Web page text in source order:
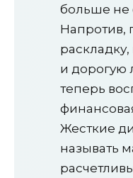
больше не
Напротив,
и дорогую
теперь
Жесткие
называть